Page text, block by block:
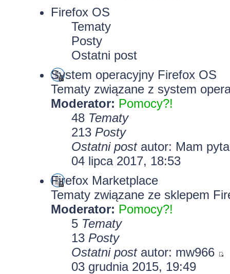
Firefox OS
Tematy
Posty
Ostatni post
System operacyjny Firefox OS
Tematy związane z system
Moderator: Pomocy?!
48 Tematy
213 Posty
Ostatni postautor: Mam
04 lipca 2017, 18:53
Firefox Marketplace
Tematy związane ze sklepem
Moderator: Pomocy?!
5 Tematy
13 Posty
Ostatni postautor: mw966
03 grudnia 2015, 19:49